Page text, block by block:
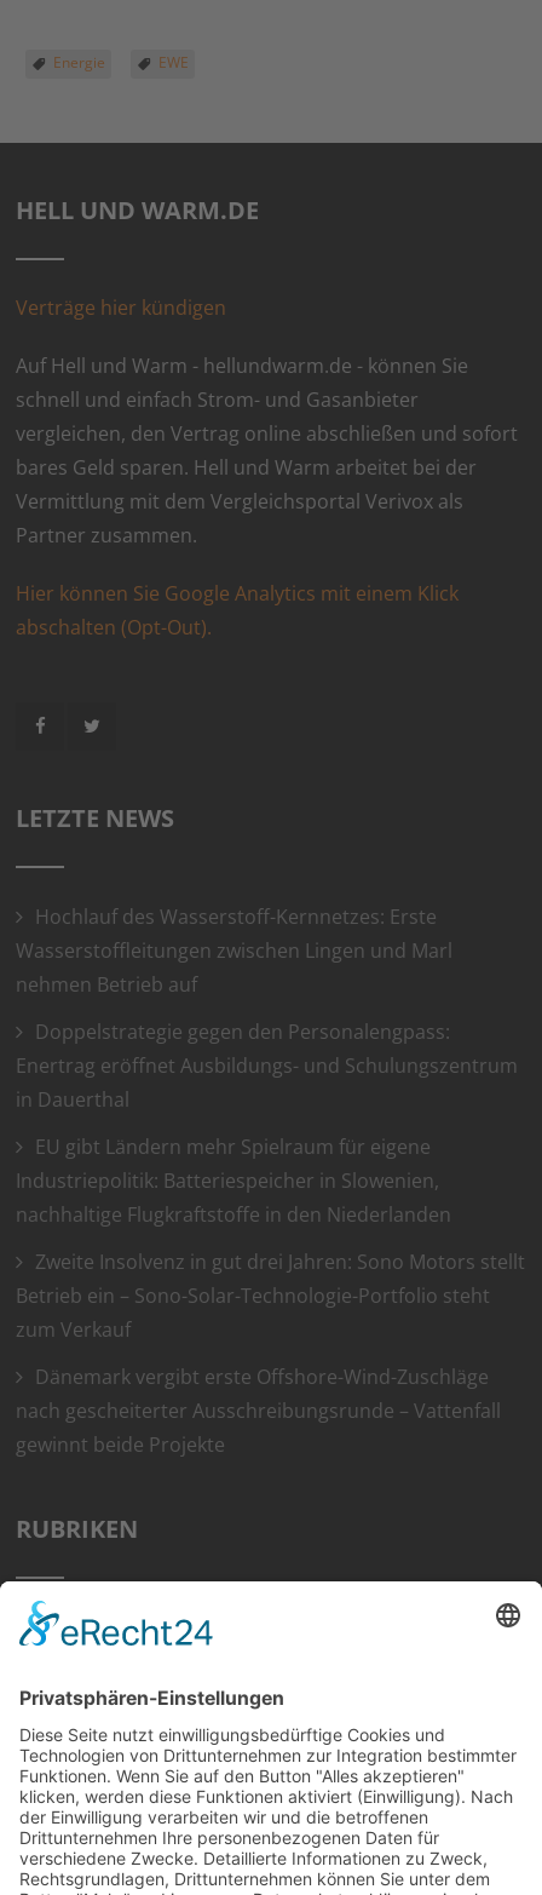
Energie EWE
HELL UND WARM.DE
Verträge hier kündigen
Auf Hell und Warm - hellundwarm.de - können Sie
schnell und einfach Strom- und Gasanbieter
vergleichen, den Vertrag online abschließen und sofort
bares Geld sparen. Hell und Warm arbeitet bei der
Vermittlung mit dem Vergleichsportal Verivox als
Partner zusammen.
Hier können Sie Google Analytics mit einem Klick
abschalten (Opt-Out).
LETZTE NEWS
Hochlauf des Wasserstoff-Kernnetzes: Erste
Wasserstoffleitungen zwischen Lingen und Marl
nehmen Betrieb auf
Doppelstrategie gegen den Personalengpass:
Enertrag eröffnet Ausbildungs- und Schulungszentrum
in Dauerthal
EU gibt Ländern mehr Spielraum für eigene
Industriepolitik: Batteriespeicher in Slowenien,
nachhaltige Flugkraftstoffe in den Niederlanden
Zweite Insolvenz in gut drei Jahren: Sono Motors stellt
Betrieb ein – Sono-Solar-Technologie-Portfolio steht
zum Verkauf
Dänemark vergibt erste Offshore-Wind-Zuschläge
nach gescheiterter Ausschreibungsrunde – Vattenfall
gewinnt beide Projekte
RUBRIKEN
Home
Tipps
Wissen
Strom Top30
F&A